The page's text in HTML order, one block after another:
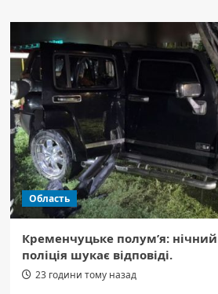
Область
Кременчуцьке полум’я:
поліція шукає відповіді.
23 години тому назад